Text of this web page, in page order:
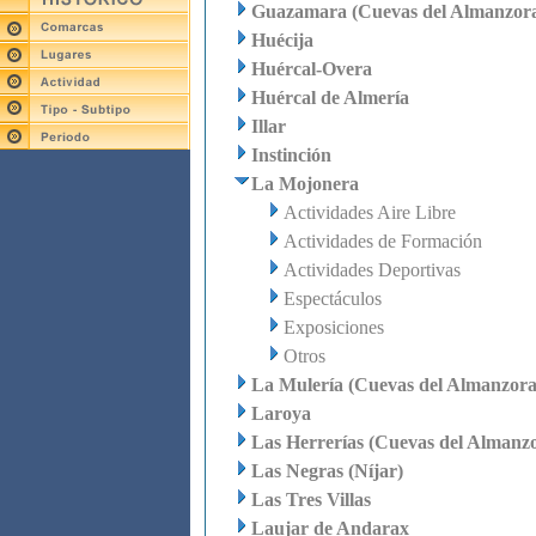
Guazamara (Cuevas del
Huécija
Huércal-Overa
Huércal de Almería
Illar
Instinción
La Mojonera
Actividades Aire Libre
Actividades de Formación
Actividades Deportivas
Espectáculos
Exposiciones
Otros
La Mulería (Cuevas del
Laroya
Las Herrerías (Cuevas del
Las Negras (Níjar)
Las Tres Villas
Laujar de Andarax